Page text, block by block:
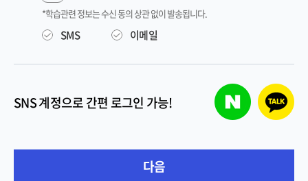
*학습관련 정보는 수신 동의 상관 없이 발송됩니다.
SMS 이메일
SNS 계정으로 간편 로그인 가능!
네이버 로그인카카오톡
다음